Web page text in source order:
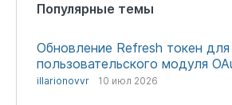
Популярные темы
Обновление Refresh токен для
пользовательского модуля
авторизации через сторонние
illarionovvr 10 июл 2026